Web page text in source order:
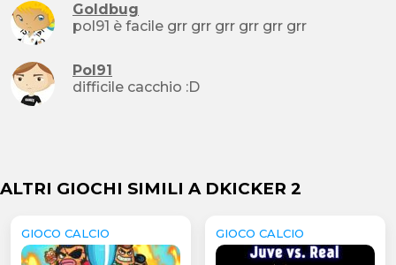
Goldbug
pol91 è facile grr grr grr grr grr grr
Pol91
difficile cacchio :D
ALTRI GIOCHI SIMILI A DKICKER 2
GIOCO CALCIO GIOCO CALCIO